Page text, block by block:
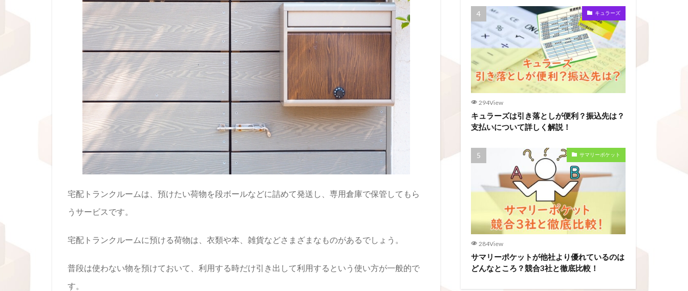
宅配トランクルームは、預けたい荷物を段ボールなどに詰めて発送し、専用倉庫で保管してもら
うサービスです。
宅配トランクルームに預ける荷物は、衣類や本、雑貨などさまざまなものがあるでしょう。
普段は使わない物を預けておいて、利用する時だけ引き出して利用するという使い方が一般的で
す。
キュラーズ
294View
キュラーズは引き落としが便利？振込先は？
支払いについて詳しく解説！
サマリーポケット
284View
サマリーポケットが他社より優れているのは
どんなところ？競合3社と徹底比較！